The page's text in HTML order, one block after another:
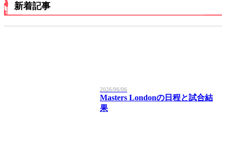
新着記事
2026/06/06
Masters Londonの日程と試合結
果